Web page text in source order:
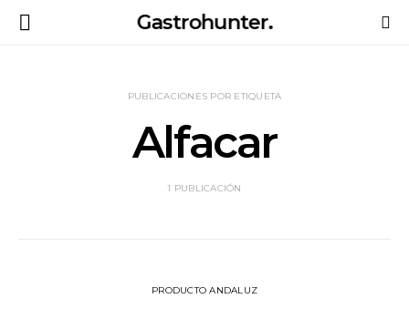
Gastrohunter.
PUBLICACIONES POR ETIQUETA
Alfacar
1 PUBLICACIÓN
PRODUCTO ANDALUZ